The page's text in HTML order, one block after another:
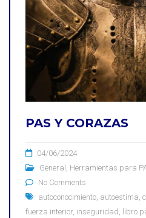
PAS Y CORAZAS
04/06/2024
General Herramientas para
No Comments
autoconocimiento autoestima
fuerza interior, inseguridad libro